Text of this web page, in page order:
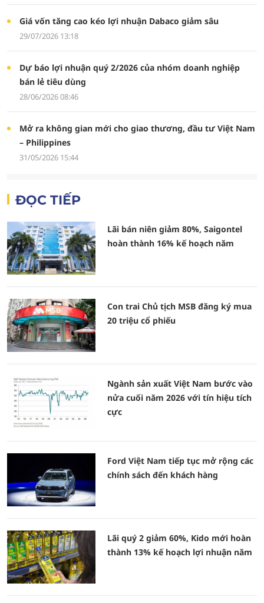
Giá vốn tăng cao kéo lợi nhuận Dabaco giảm sâu
29/07/2026 13:18
Dự báo lợi nhuận quý 2/2026 của nhóm doanh nghiệp
bán lẻ tiêu dùng
28/06/2026 08:46
Mở ra không gian mới cho giao thương, đầu tư Việt Nam
– Philippines
31/05/2026 15:44
ĐỌC TIẾP
Lãi bán niên giảm 80%, Saigontel
hoàn thành 16% kế hoạch năm
Con trai Chủ tịch MSB đăng ký mua
20 triệu cổ phiếu
Ngành sản xuất Việt Nam bước vào
nửa cuối năm 2026 với tín hiệu tích
cực
Ford Việt Nam tiếp tục mở rộng các
chính sách đến khách hàng
Lãi quý 2 giảm 60%, Kido mới hoàn
thành 13% kế hoạch lợi nhuận năm